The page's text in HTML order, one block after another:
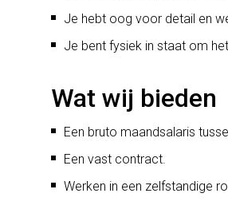
Je hebt oog voor detail en
Je bent fysiek in staat om
Wat wij bieden
Een bruto maandsalaris
Een vast contract.
Werken in een zelfstandige